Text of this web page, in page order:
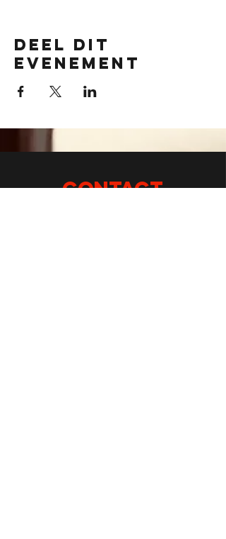
Deel dit
evenement
CONTACT